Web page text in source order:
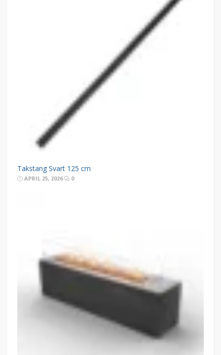
Takstang Svart 125 cm
APRIL 25, 2026 0